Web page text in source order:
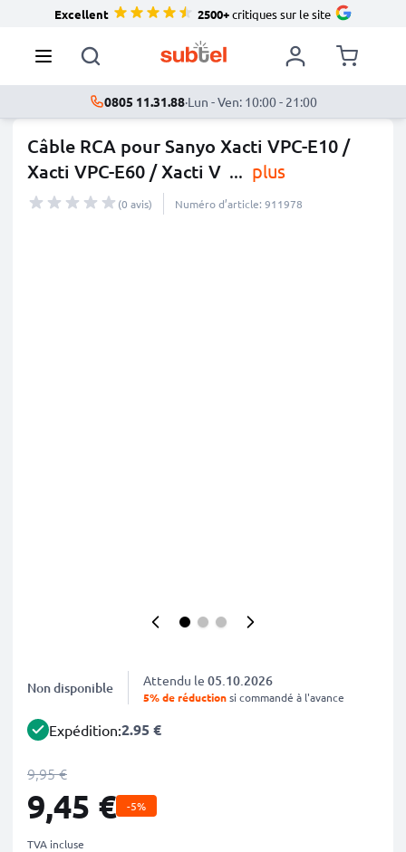
Excellent 2500+critiques sur le site
0805 11.31.88·Lun - Ven: 10:00 - 21:00
Câble RCA pour Sanyo Xacti VPC-E10 /
Xacti VPC-E60 / Xacti V ... plus
(0 avis) Numéro d’article: 911978
Non disponible Attendu le 05.10.2026
5% de réductionsi commandé à l'avance
Expédition:2.95 €
9,95 €
9,45 € -5%
TVA incluse